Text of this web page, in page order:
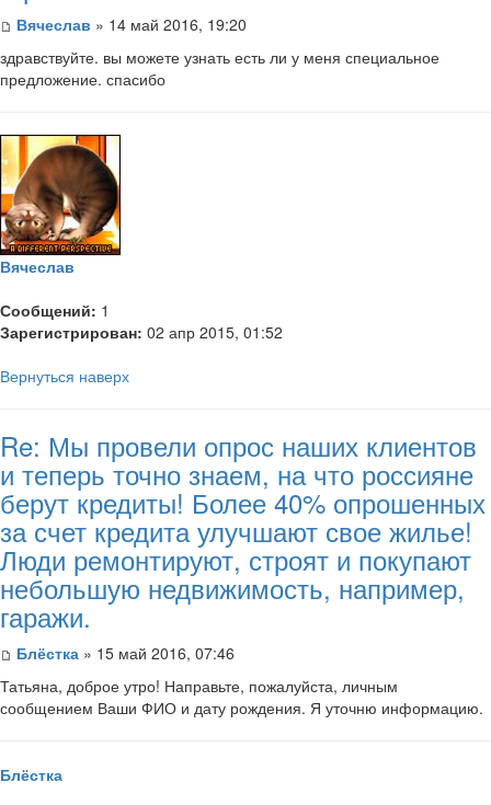
Вячеслав » 14 май 2016, 19:20
здравствуйте. вы можете узнать есть ли у меня специальное
предложение. спасибо
Вячеслав
Сообщений: 1
Зарегистрирован: 02 апр 2015, 01:52
Вернуться наверх
Re: Мы провели опрос наших клиентов
и теперь точно знаем, на что россияне
берут кредиты! Более 40% опрошенных
за счет кредита улучшают свое жилье!
Люди ремонтируют, строят и покупают
небольшую недвижимость, например,
гаражи.
Блёстка » 15 май 2016, 07:46
Татьяна, доброе утро! Направьте, пожалуйста, личным
сообщением Ваши ФИО и дату рождения. Я уточню информацию.
Блёстка